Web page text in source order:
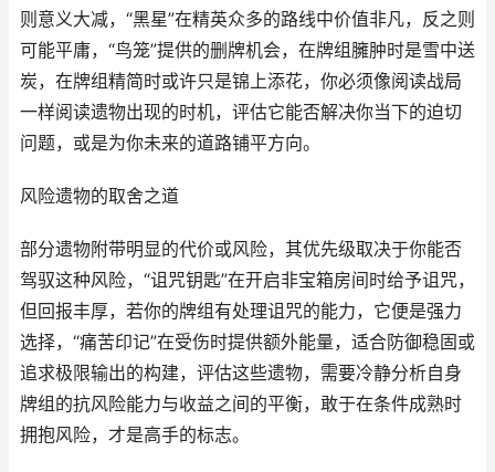
则意义大减，“黑星”在精英众多的路线中价值非凡，反之则
可能平庸，“鸟笼”提供的删牌机会，在牌组臃肿时是雪中送
炭，在牌组精简时或许只是锦上添花，你必须像阅读战局
一样阅读遗物出现的时机，评估它能否解决你当下的迫切
问题，或是为你未来的道路铺平方向。
风险遗物的取舍之道
部分遗物附带明显的代价或风险，其优先级取决于你能否
驾驭这种风险，“诅咒钥匙”在开启非宝箱房间时给予诅咒，
但回报丰厚，若你的牌组有处理诅咒的能力，它便是强力
选择，“痛苦印记”在受伤时提供额外能量，适合防御稳固或
追求极限输出的构建，评估这些遗物，需要冷静分析自身
牌组的抗风险能力与收益之间的平衡，敢于在条件成熟时
拥抱风险，才是高手的标志。